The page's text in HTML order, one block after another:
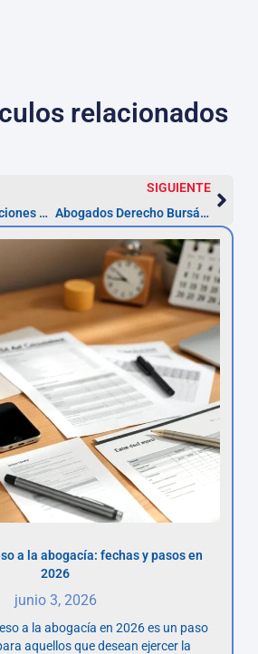
relacionados
Herencias y donaciones en Alcalá de Henares — plazo 6 meses
SIGUIENTE
Abogados Derecho Bursátil en Alcalá de Henares — Plazo 5 años
a la abogacía: fechas y pasos en
2026
junio 3, 2026
a la abogacía en 2026 es un paso
aquellos que desean ejercer la